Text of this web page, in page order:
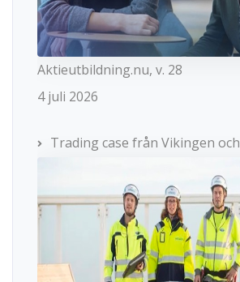
Aktieutbildning.nu, v. 28
4 juli 2026
Trading case från Vikingen och